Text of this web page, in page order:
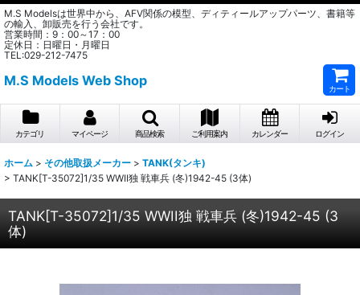
M.S Modelsは世界中から、AFV関係の模型、ディティールアップパーツ、書籍等
の輸入、卸販売を行う会社です。
営業時間：9：00～17：00
定休日：日曜日・月曜日
TEL:029-212-7475
M.S Models Web Shop
カート
カテゴリ マイページ 商品検索 ご利用案内 カレンダー ログイン
ホーム > その他取扱メーカー > TANK(タンキ)
> TANK[T-35072]1/35 WWII独 戦車兵 (冬)1942-45 (3体)
TANK[T-35072]1/35 WWII独 戦車兵 (冬)1942-45 (3
体)